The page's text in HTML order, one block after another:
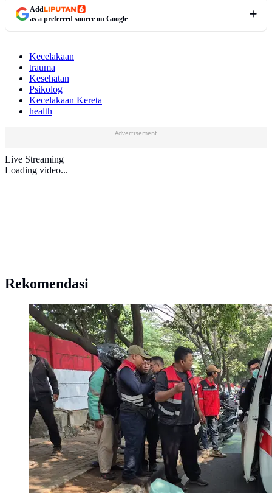
Add
as a preferred source on Google
Kecelakaan
trauma
Kesehatan
Psikolog
Kecelakaan Kereta
health
Advertisement
Live Streaming
Loading video...
Rekomendasi